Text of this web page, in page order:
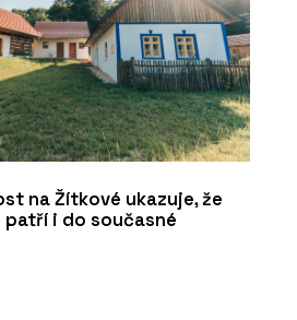
na Žítkové ukazuje, že
i do současné